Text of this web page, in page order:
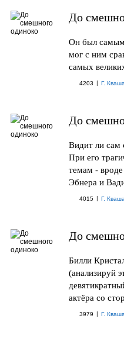
До
Он был самым
мог с ним
самых
4203 | Г. Кваша
До
Видит ли сам
При его
темам -
Эбнера и
4015 | Г. Кваша
До
Билли
(анализируй
актёра со
3979 | Г. Кваша